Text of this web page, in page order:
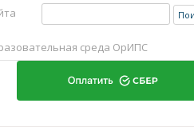
Найти:
среда ОрИПС